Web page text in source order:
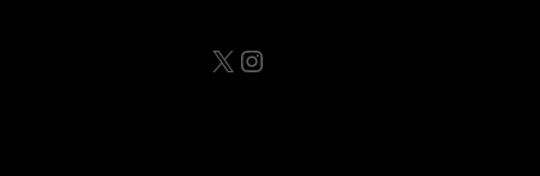
X Instagram